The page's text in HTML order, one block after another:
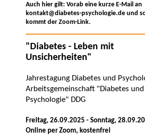
Auch hier gilt: Vorab eine kurze E-Mail an
kontakt@diabetes-psychologie.de und
kommt der Zoom-Link.
"Diabetes - Leben mit
Unsicherheiten"
Jahrestagung Diabetes und
Arbeitsgemeinschaft "Diabetes und
Psychologie" DDG
Freitag, 26.09.2025 - Sonntag,
Online per Zoom, kostenfrei